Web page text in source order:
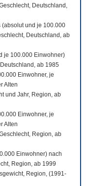
Deutschland,
(absolut und je 100.000
Deutschland, ab
je 100.000 Einwohner)
ab 1985
Einwohner, je
Alten
und Jahr, Region, ab
Einwohner, je
Alten
Region, ab
Einwohner) nach
Region, ab 1999
Region, (1991-